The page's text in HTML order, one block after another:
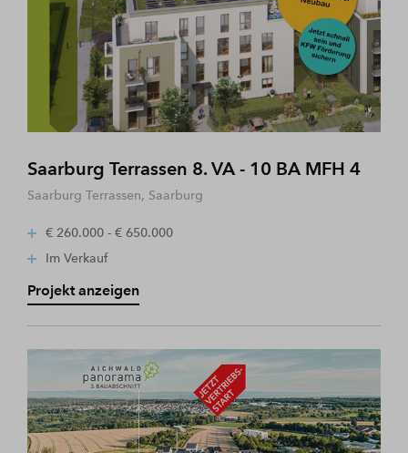
Saarburg Terrassen 8. VA - 10 BA MFH 4
Saarburg Terrassen, Saarburg
€ 260.000 - € 650.000
Im Verkauf
Projekt anzeigen